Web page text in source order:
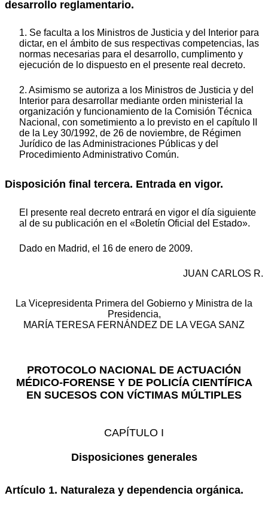
desarrollo reglamentario.
1. Se faculta a los Ministros de Justicia y del Interior para
dictar, en el ámbito de sus respectivas competencias, las
normas necesarias para el desarrollo, cumplimento y
ejecución de lo dispuesto en el presente real decreto.
2. Asimismo se autoriza a los Ministros de Justicia y del
Interior para desarrollar mediante orden ministerial la
organización y funcionamiento de la Comisión Técnica
Nacional, con sometimiento a lo previsto en el capítulo II
de la Ley 30/1992, de 26 de noviembre, de Régimen
Jurídico de las Administraciones Públicas y del
Procedimiento Administrativo Común.
Disposición final tercera. Entrada en vigor.
El presente real decreto entrará en vigor el día siguiente
al de su publicación en el «Boletín Oficial del Estado».
Dado en Madrid, el 16 de enero de 2009.
JUAN CARLOS R.
La Vicepresidenta Primera del Gobierno y Ministra de la
Presidencia,
MARÍA TERESA FERNÁNDEZ DE LA VEGA SANZ
PROTOCOLO NACIONAL DE ACTUACIÓN
MÉDICO-FORENSE Y DE POLICÍA CIENTÍFICA
EN SUCESOS CON VÍCTIMAS MÚLTIPLES
CAPÍTULO I
Disposiciones generales
Artículo 1. Naturaleza y dependencia orgánica.